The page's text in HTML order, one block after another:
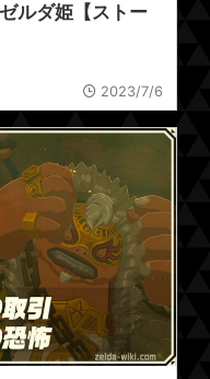
ルダ姫【ストー
2023/7/6